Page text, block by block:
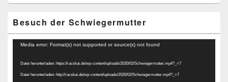
Besuch der Schwiegermutter
Video-
Media error: Format(s) not supported or source(s) not found
Datei herunterladen: https://racskai.de/wp-content/uploads/2020/02/Schwiegermutter.mp4?_=7
Datei herunterladen: http://racskai.de/wp-content/uploads/2020/02/Schwiegermutter.mp4?_=7